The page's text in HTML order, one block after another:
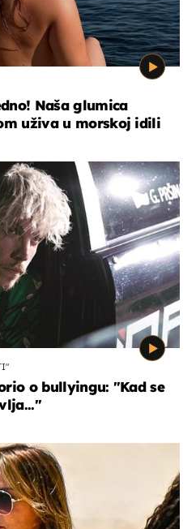
Naša glumica
uživa u morskoj idili
o bullyingu: "Kad se